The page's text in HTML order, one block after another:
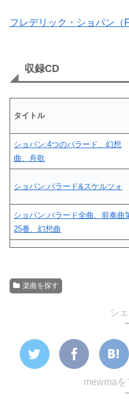
フレデリック・ショパン（
収録CD
タイトル
ショパン:4つのバラード、幻想
曲、舟歌
ショパン:バラード&スケルツォ
ショパン:バラード全曲、前奏曲
25番、幻想曲
楽曲を探す
シ
mewmaを